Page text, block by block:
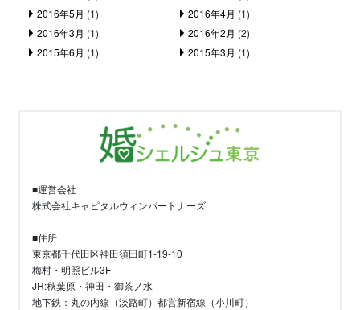
2016年5月 (1) 2016年4月 (1)
2016年3月 (1) 2016年2月 (2)
2015年6月 (1) 2015年3月 (1)
■運営会社
株式会社キャピタルウィンパートナーズ
■住所
東京都千代田区神田須田町1-19-10
梅村・明照ビル3F
JR:秋葉原・神田・御茶ノ水
地下鉄：丸の内線（淡路町）都営新宿線（小川町）